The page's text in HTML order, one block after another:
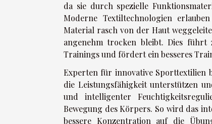
da sie durch spezielle
Moderne Textiltechnologien
Material rasch von der Haut
angenehm trocken bleibt. Dies
Trainings und fördert ein besseres
Experten für innovative Sporttextilien
die Leistungsfähigkeit unterstützen
und intelligenter
Bewegung des Körpers. So wird das
bessere Konzentration auf die